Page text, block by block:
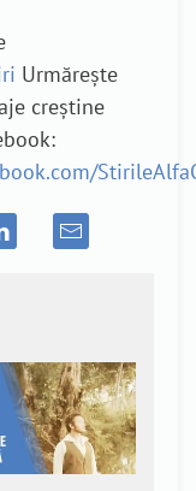
Urmărește
creștine